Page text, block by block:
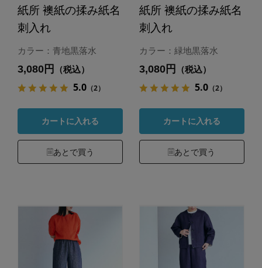
紙所 襖紙の揉み紙名
刺入れ
カラー：青地黒落水
3,080円 （税込）
5.0（2）
カートに入れる
あとで買う
紙所 襖紙の揉み紙名
刺入れ
カラー：緑地黒落水
3,080円 （税込）
5.0（2）
カートに入れる
あとで買う